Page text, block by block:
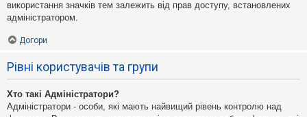
використання значків тем залежить від прав доступу, встановлених
адміністратором.
Догори
Рівні користувачів та групи
Хто такі Адміністратори?
Адміністратори - особи, які мають найвищий рівень контролю над